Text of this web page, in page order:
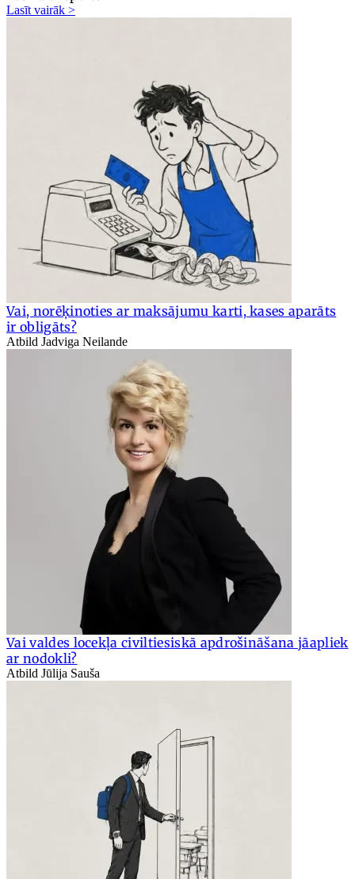
Lasīt vairāk >
Vai, norēķinoties ar maksājumu karti, kases aparāts
ir obligāts?
Atbild Jadviga Neilande
Vai valdes locekļa civiltiesiskā apdrošināšana jāapliek
ar nodokli?
Atbild Jūlija Sauša